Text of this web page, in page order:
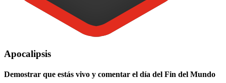
Apocalipsis
Demostrar que estás vivo y comentar el día del Fin del Mundo